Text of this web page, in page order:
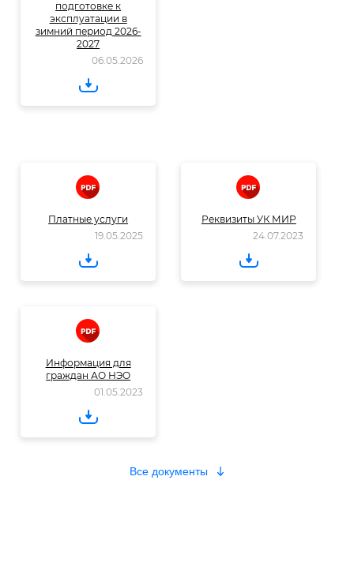
подготовке к
эксплуатации в
зимний период 2026-
2027
06.05.2026
Платные услуги
19.05.2025
Реквизиты УК МИР
24.07.2023
Информация для
граждан АО НЭО
01.05.2023